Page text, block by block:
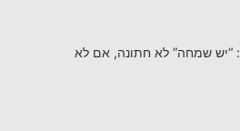
: “יש שמחה” לא חתונה, אם לא